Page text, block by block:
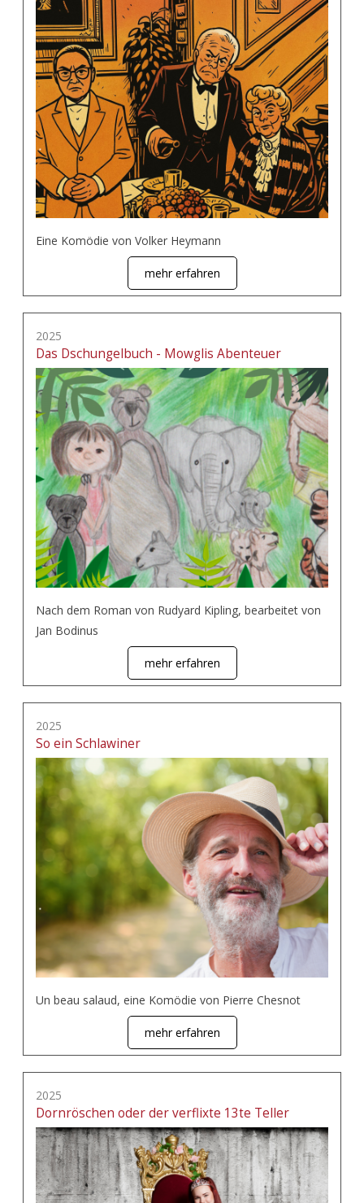
Eine Komödie von Volker Heymann
mehr erfahren
2025
Das Dschungelbuch - Mowglis Abenteuer
Nach dem Roman von Rudyard Kipling, bearbeitet von
Jan Bodinus
mehr erfahren
2025
So ein Schlawiner
Un beau salaud, eine Komödie von Pierre Chesnot
mehr erfahren
2025
Dornröschen oder der verflixte 13te Teller